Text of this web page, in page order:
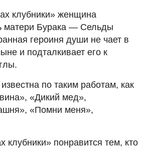
клубники» женщина
матери Бурака — Сельды
героиня души не чает в
и подталкивает его к
по таким работам, как
«Дикий мед»,
«Помни меня»,
клубники» понравится тем, кто